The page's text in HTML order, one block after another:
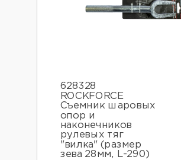
628328
ROCKFORCE
Съемник шаровых
опор и
наконечников
рулевых тяг
"вилка" (размер
зева 28мм, L-290)